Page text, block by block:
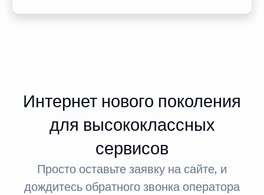
Интернет нового поколения
для высококлассных
сервисов
Просто оставьте заявку на сайте, и
дождитесь обратного звонка оператора